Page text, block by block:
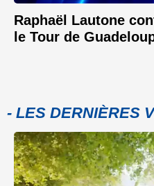
Raphaël Lautone
le Tour de
- LES DERNIÈRES